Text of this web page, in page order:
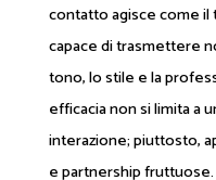
contatto agisce come il
capace di trasmettere
tono, lo stile e la
efficacia non si limita a
interazione; piuttosto,
e partnership fruttuose.